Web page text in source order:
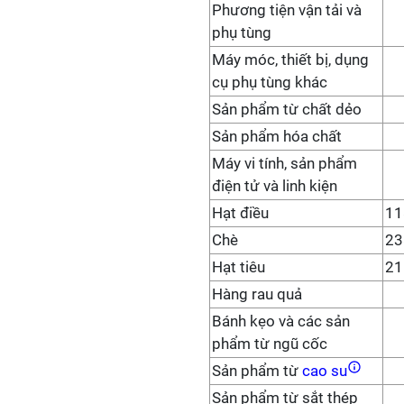
Phương tiện vận tải và
phụ tùng
Máy móc, thiết bị, dụng
cụ phụ tùng khác
Sản phẩm từ chất dẻo
Sản phẩm hóa chất
Máy vi tính, sản phẩm
điện tử và linh kiện
Hạt điều
Chè
Hạt tiêu
Hàng rau quả
Bánh kẹo và các sản
phẩm từ ngũ cốc
Sản phẩm từ cao su
Sản phẩm từ sắt thép